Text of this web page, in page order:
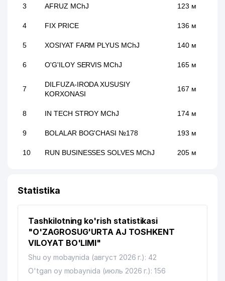
3 AFRUZ MChJ 123 м
4 FIX PRICE 136 м
5 XOSIYAT FARM PLYUS MChJ 140 м
6 O'G'ILOY SERVIS MChJ 165 м
7
DILFUZA-IRODA XUSUSIY
KORXONASI
167 м
8 IN TECH STROY MChJ 174 м
9 BOLALAR BOG'CHASI №178 193 м
10 RUN BUSINESSES SOLVES MChJ 205 м
12 CHOPON-ATA MAHALLA QO'MITASI
MULKDORLARI UYUSHMASI
14 VITASAT SERVIS MChJ
15 SHOEMAKER XUSUSIY KORXONASI
Statistika
Tashkilotning ko'rish statistikasi
"O'ZAGROSUG'URTA AJ TOSHKENT
VILOYAT BO'LIMI"
Shu oy mobaynida (август 2026 г.): 42
O'tgan oy mobaynida (июль 2026 г.): 156